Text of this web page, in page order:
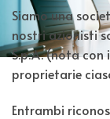
Siamo una
nostri azionisti
S.p.A. (nota con
proprietarie
Entrambi